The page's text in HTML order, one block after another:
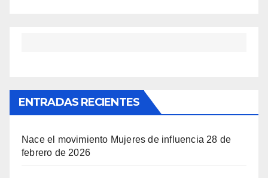
ENTRADAS RECIENTES
Nace el movimiento Mujeres de influencia 28 de
febrero de 2026